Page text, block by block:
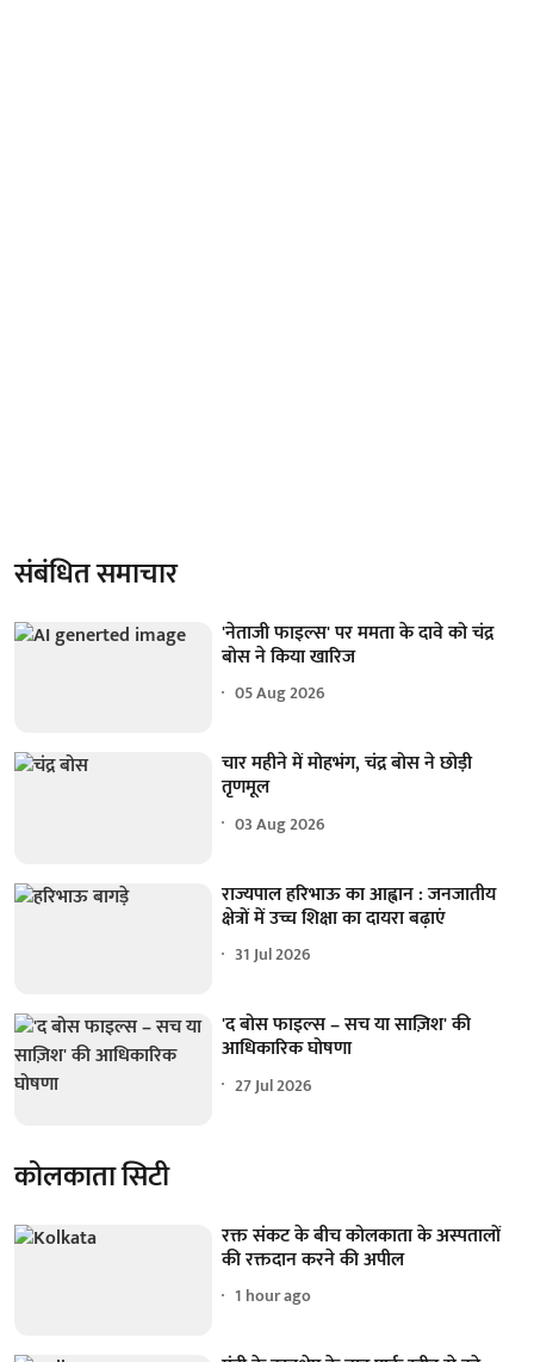
संबंधित समाचार
'नेताजी फाइल्स' पर ममता के दावे को चंद्र
बोस ने किया खारिज
05 Aug 2026
चार महीने में मोहभंग, चंद्र बोस ने छोड़ी
तृणमूल
03 Aug 2026
राज्यपाल हरिभाऊ का आह्वान : जनजातीय
क्षेत्रों में उच्च शिक्षा का दायरा बढ़ाएं
31 Jul 2026
'द बोस फाइल्स – सच या साज़िश' की
आधिकारिक घोषणा
27 Jul 2026
कोलकाता सिटी
रक्त संकट के बीच कोलकाता के अस्पतालों
की रक्तदान करने की अपील
1 hour ago